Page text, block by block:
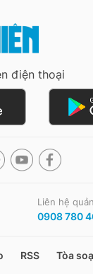
điện thoại
Liên hệ
0908 780
RSS Tòa